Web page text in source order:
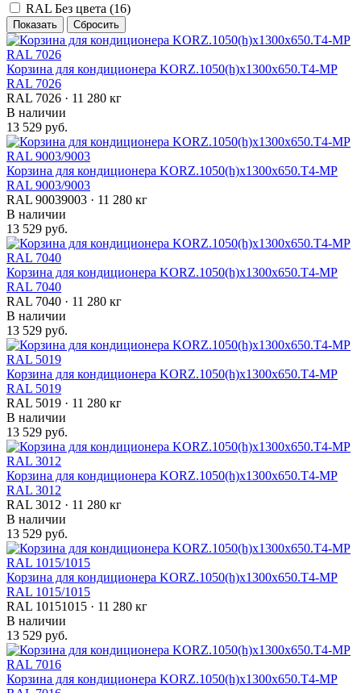
RAL Без цвета (16)
Корзина для кондиционера KORZ.1050(h)x1300x650.T4-МP
RAL 7026
RAL 7026 · 11 280 кг
В наличии
13 529 руб.
Корзина для кондиционера KORZ.1050(h)x1300x650.T4-МP
RAL 9003/9003
RAL 90039003 · 11 280 кг
В наличии
13 529 руб.
Корзина для кондиционера KORZ.1050(h)x1300x650.T4-МP
RAL 7040
RAL 7040 · 11 280 кг
В наличии
13 529 руб.
Корзина для кондиционера KORZ.1050(h)x1300x650.T4-МP
RAL 5019
RAL 5019 · 11 280 кг
В наличии
13 529 руб.
Корзина для кондиционера KORZ.1050(h)x1300x650.T4-МP
RAL 3012
RAL 3012 · 11 280 кг
В наличии
13 529 руб.
Корзина для кондиционера KORZ.1050(h)x1300x650.T4-МP
RAL 1015/1015
RAL 10151015 · 11 280 кг
В наличии
13 529 руб.
Корзина для кондиционера KORZ.1050(h)x1300x650.T4-МP